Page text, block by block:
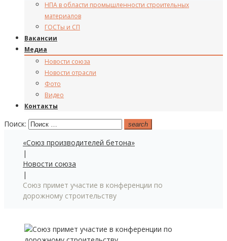
НПА в области промышленности строительных
материалов
ГОСТы и СП
Вакансии
Медиа
Новости союза
Новости отрасли
Фото
Видео
Контакты
Поиск: search
«Союз производителей бетона»
|
Новости союза
|
Союз примет участие в конференции по
дорожному строительству